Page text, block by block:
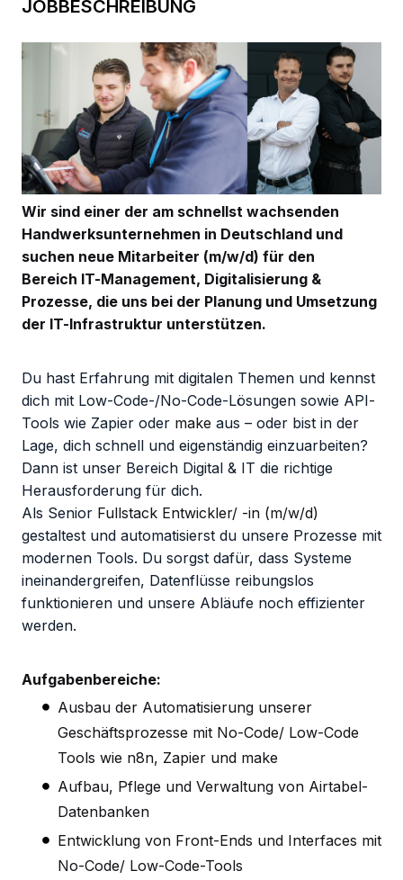
JOBBESCHREIBUNG
Wir sind einer der am schnellst wachsenden
Handwerksunternehmen in Deutschland und
suchen neue Mitarbeiter (m/w/d) für den
Bereich IT-Management, Digitalisierung &
Prozesse, die uns bei der Planung und Umsetzung
der IT-Infrastruktur unterstützen.
Du hast Erfahrung mit digitalen Themen und kennst
dich mit Low-Code-/No-Code-Lösungen sowie API-
Tools wie Zapier oder make aus – oder bist in der
Lage, dich schnell und eigenständig einzuarbeiten?
Dann ist unser Bereich Digital & IT die richtige
Herausforderung für dich.
Als Senior Fullstack Entwickler/ -in (m/w/d)
gestaltest und automatisierst du unsere Prozesse mit
modernen Tools. Du sorgst dafür, dass Systeme
ineinandergreifen, Datenflüsse reibungslos
funktionieren und unsere Abläufe noch effizienter
werden.
Aufgabenbereiche:
Ausbau der Automatisierung unserer
Geschäftsprozesse mit No-Code/ Low-Code
Tools wie n8n, Zapier und make
Aufbau, Pflege und Verwaltung von Airtabel-
Datenbanken
Entwicklung von Front-Ends und Interfaces mit
No-Code/ Low-Code-Tools